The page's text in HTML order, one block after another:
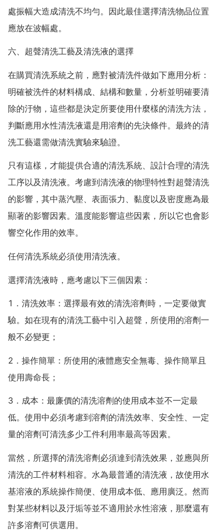
處振幅大造成清洗不均勻。因此最佳選擇清洗物品位置
應放在波幅處。
六、超聲清洗工藝及清洗液的選擇
在購買清洗系統之前，應對被清洗件做如下應用分析：
明確被洗件的材料構成、結構和數量，分析並明確要清
除的汙物，這些都是決定所要使用什麼樣的清洗方法，
判斷應用水性清洗液還是用溶劑的先決條件。最終的清
洗工藝還需做清洗實驗來驗證。
只有這樣，才能提供合適的清洗系統、設計合理的清洗
工序以及清洗液。考慮到清洗液的物理特性對超聲清洗
的影響，其中蒸汽壓、表面張力、黏度以及密度應為最
顯著的影響因素。溫度能影響這些因素，所以它也會影
響空化作用的效率。
任何清洗系統必須使用清洗液。
選擇清洗液時，應考慮以下三個因素：
1．清洗效率：選擇最有效的清洗溶劑時，一定要做實
驗。如在現有的清洗工藝中引入超聲，所使用的溶劑一
般不必變更；
2．操作簡單：所使用的液體應安全無毒、操作簡單且
使用壽命長；
3．成本：最廉價的清洗溶劑的使用成本並不一定最
低。使用中必須考慮到溶劑的清洗效率、安全性、一定
量的溶劑可清洗多少工件利用率最高等因素。
當然，所選擇的清洗溶劑必須達到清洗效果，並應與所
清洗的工件材料相容。水為最普通的清洗液，故使用水
基溶液的系統操作簡便、使用成本低、應用廣泛。然而
對某些材料以及汙垢等並不適用於水性溶液，那麼還有
許多溶劑可供選用。